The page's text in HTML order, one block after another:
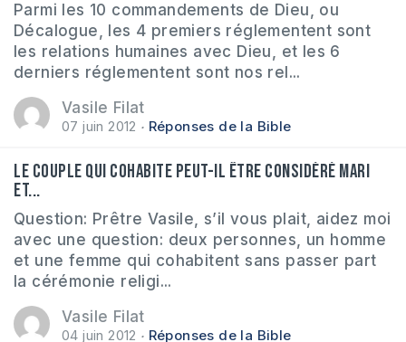
Parmi les 10 commandements de Dieu, ou
Décalogue, les 4 premiers réglementent sont
les relations humaines avec Dieu, et les 6
derniers réglementent sont nos rel...
Vasile Filat
07 juin 2012 Réponses de la Bible
Le couple qui cohabite peut-il être considéré mari
et...
Question: Prêtre Vasile, s’il vous plait, aidez moi
avec une question: deux personnes, un homme
et une femme qui cohabitent sans passer part
la cérémonie religi...
Vasile Filat
04 juin 2012 Réponses de la Bible